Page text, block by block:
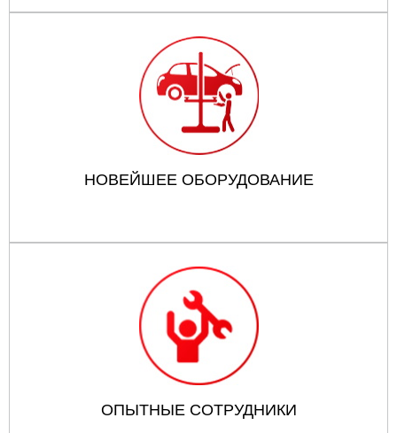
НОВЕЙШЕЕ ОБОРУДОВАНИЕ
ОПЫТНЫЕ СОТРУДНИКИ